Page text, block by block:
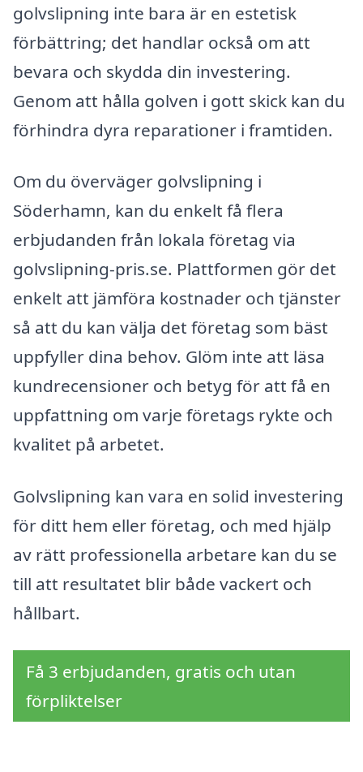
golvslipning inte bara är en estetisk
förbättring; det handlar också om att
bevara och skydda din investering.
Genom att hålla golven i gott skick kan du
förhindra dyra reparationer i framtiden.
Om du överväger golvslipning i
Söderhamn, kan du enkelt få flera
erbjudanden från lokala företag via
golvslipning-pris.se. Plattformen gör det
enkelt att jämföra kostnader och tjänster
så att du kan välja det företag som bäst
uppfyller dina behov. Glöm inte att läsa
kundrecensioner och betyg för att få en
uppfattning om varje företags rykte och
kvalitet på arbetet.
Golvslipning kan vara en solid investering
för ditt hem eller företag, och med hjälp
av rätt professionella arbetare kan du se
till att resultatet blir både vackert och
hållbart.
Få 3 erbjudanden, gratis och utan
förpliktelser